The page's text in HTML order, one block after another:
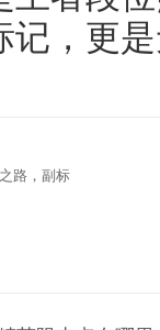
记，更
路，副标